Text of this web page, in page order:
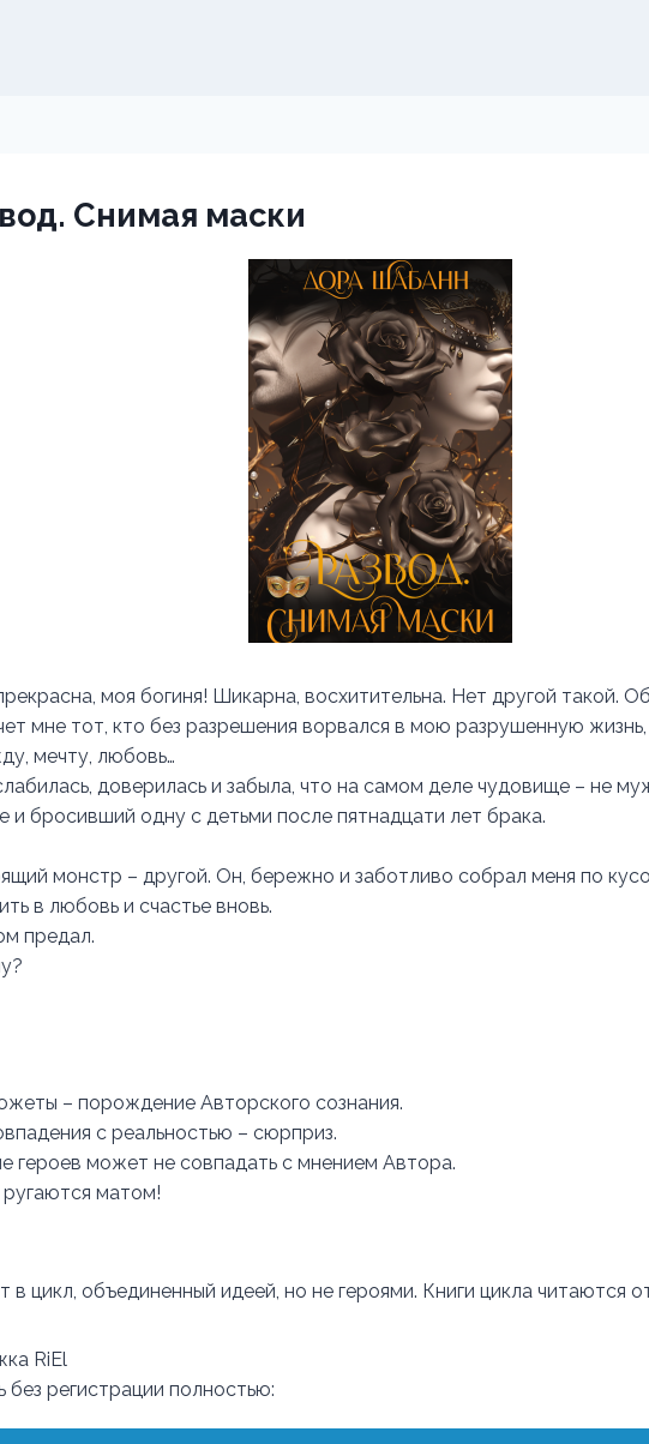
Снимая маски
моя богиня! Шикарна, восхитительна. Нет другой такой.
мне тот, кто без разрешения ворвался в мою разрушенную
мечту, любовь…
доверилась и забыла, что на самом деле чудовище – не
и бросивший одну с детьми после пятнадцати лет брака.
монстр – другой. Он, бережно и заботливо собрал меня по
в любовь и счастье вновь.
предал.
– порождение Авторского сознания.
с реальностью – сюрприз.
героев может не совпадать с мнением Автора.
матом!
в цикл, объединенный идеей, но не героями. Книги цикла читаются
RiEl
без регистрации полностью: